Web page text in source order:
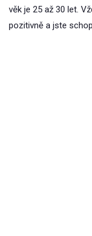
věk je 25 až 30 let.
pozitivně a jste